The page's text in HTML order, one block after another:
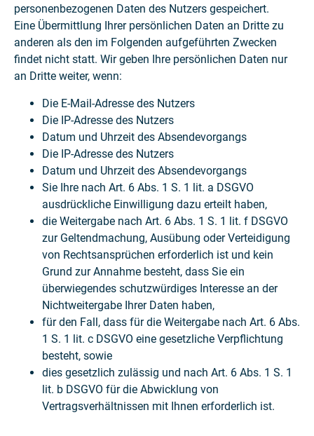
personenbezogenen Daten des Nutzers gespeichert.
Eine Übermittlung Ihrer persönlichen Daten an Dritte zu
anderen als den im Folgenden aufgeführten Zwecken
findet nicht statt. Wir geben Ihre persönlichen Daten nur
an Dritte weiter, wenn:
Die E-Mail-Adresse des Nutzers
Die IP-Adresse des Nutzers
Datum und Uhrzeit des Absendevorgangs
Die IP-Adresse des Nutzers
Datum und Uhrzeit des Absendevorgangs
Sie Ihre nach Art. 6 Abs. 1 S. 1 lit. a DSGVO
ausdrückliche Einwilligung dazu erteilt haben,
die Weitergabe nach Art. 6 Abs. 1 S. 1 lit. f DSGVO
zur Geltendmachung, Ausübung oder Verteidigung
von Rechtsansprüchen erforderlich ist und kein
Grund zur Annahme besteht, dass Sie ein
überwiegendes schutzwürdiges Interesse an der
Nichtweitergabe Ihrer Daten haben,
für den Fall, dass für die Weitergabe nach Art. 6 Abs.
1 S. 1 lit. c DSGVO eine gesetzliche Verpflichtung
besteht, sowie
dies gesetzlich zulässig und nach Art. 6 Abs. 1 S. 1
lit. b DSGVO für die Abwicklung von
Vertragsverhältnissen mit Ihnen erforderlich ist.